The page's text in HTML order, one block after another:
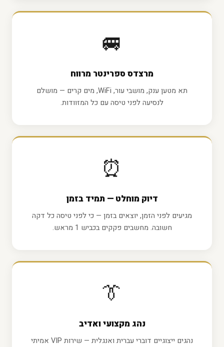
🚐
מרצדס ספרינטר מרווח
תא מטען ענק, מושבי עור, WiFi, מים קרים — מושלם
לנסיעה לפני טיסה עם כל המזוודות.
⏰
דיוק מוחלט — תמיד בזמן
מגיעים לפני הזמן, יוצאים בזמן — כי לפני טיסה כל דקה
חשובה. מחשבים פקקים בכביש 1 מראש.
👔
נהג מקצועי ואדיב
נהגים ייצוגיים דוברי עברית ואנגלית — שירות VIP אמיתי